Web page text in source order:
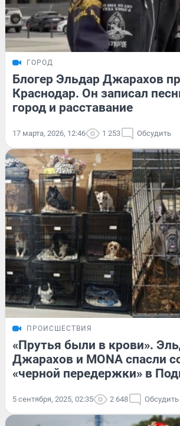
ГОРОД
Блогер Эльдар Джарахов
Краснодар. Он записал
город и расставание
17 марта, 2026, 12:46 1 253 Обсудить
ПРОИСШЕСТВИЯ
«Прутья были в крови».
Джарахов и MONA спасли
«черной передержки» в
5 сентября, 2025, 02:35 2 648 Обсудить